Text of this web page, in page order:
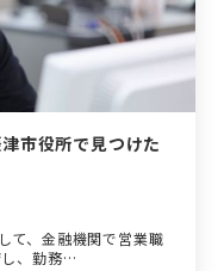
市役所で見つけた
て、金融機関で営業職
し、勤務…